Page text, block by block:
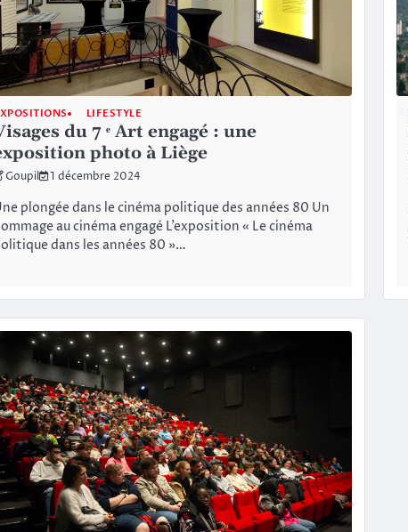
LIFESTYLE
du 7 ᵉ Art engagé : une
photo à Liège
Goupil 1 décembre 2024
plongée dans le cinéma politique des années 80 Un
au cinéma engagé L’exposition « Le cinéma
dans les années 80 »…